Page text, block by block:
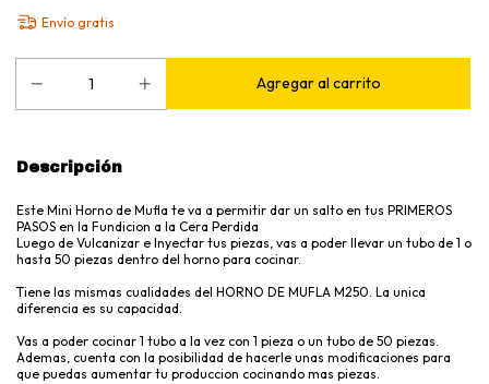
Envío gratis
Descripción
Este Mini Horno de Mufla te va a permitir dar un salto en tus PRIMEROS
PASOS en la Fundicion a la Cera Perdida
Luego de Vulcanizar e Inyectar tus piezas, vas a poder llevar un tubo de 1 o
hasta 50 piezas dentro del horno para cocinar.
Tiene las mismas cualidades del HORNO DE MUFLA M250. La unica
diferencia es su capacidad.
Vas a poder cocinar 1 tubo a la vez con 1 pieza o un tubo de 50 piezas.
Ademas, cuenta con la posibilidad de hacerle unas modificaciones para
que puedas aumentar tu produccion cocinando mas piezas.